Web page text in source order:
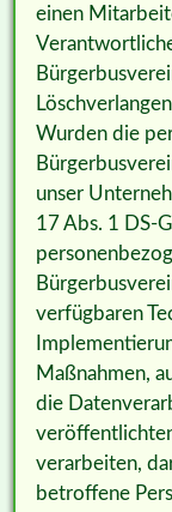
einen
Wurden die
unser
17 Abs. 1 DS-
verfügbaren
Maßnahmen,
die
verarbeiten,
betroffene